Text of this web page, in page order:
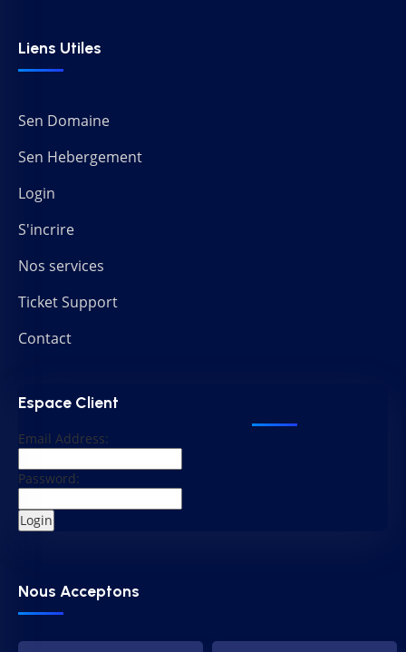
Liens Utiles
Sen Domaine
Sen Hebergement
Login
S'incrire
Nos services
Ticket Support
Contact
Espace Client
Email Address:
Password:
Nous Acceptons​